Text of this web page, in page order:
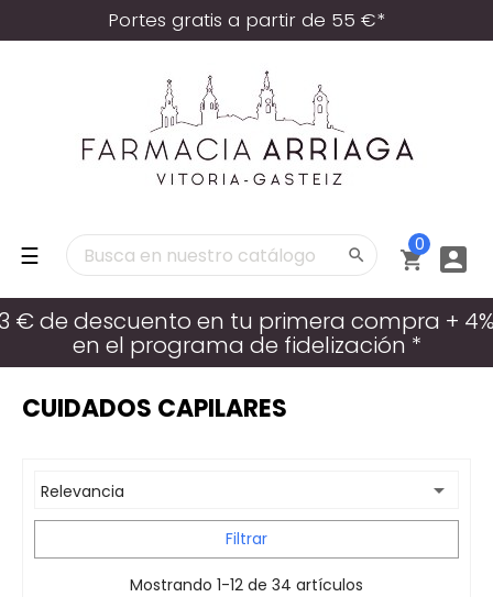
Portes gratis a partir de 55 €*
Navegación
palanca
☰  
0 
€ de descuento en tu primera compra +
en el programa de fidelización *
CUIDADOS CAPILARES
Relevancia 
Filtrar
Mostrando 1-12 de 34 artículos